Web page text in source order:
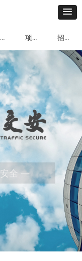
解决方案 项目案例 招贤纳士
全 —